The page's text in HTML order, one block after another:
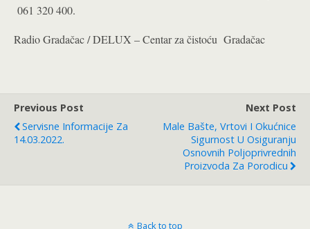
061 320 400.
Radio Gradačac / DELUX – Centar za čistoću Gradačac
Previous Post
Servisne Informacije Za
14.03.2022.
Next Post
Male Bašte, Vrtovi I Okućnice
Sigurnost U Osiguranju
Osnovnih Poljoprivrednih
Proizvoda Za Porodicu
Back to top